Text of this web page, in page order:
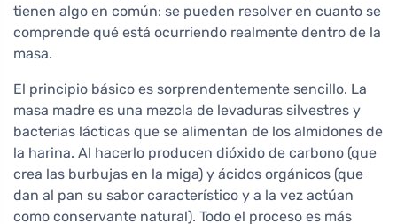
tienen algo en común: se pueden resolver en cuanto se
comprende qué está ocurriendo realmente dentro de la
masa.
El principio básico es sorprendentemente sencillo. La
masa madre es una mezcla de levaduras silvestres y
bacterias lácticas que se alimentan de los almidones de
la harina. Al hacerlo producen dióxido de carbono (que
crea las burbujas en la miga) y ácidos orgánicos (que
dan al pan su sabor característico y a la vez actúan
como conservante natural). Todo el proceso es más